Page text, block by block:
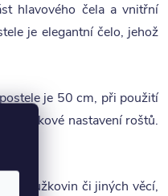
hlavového čela a vnitřní
je elegantní čelo, jehož
je 50 cm, při použití
výškové nastavení roštů.
lůžkovin či jiných věcí,